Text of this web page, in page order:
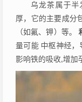
乌龙茶属于半
厚，它的主要成分
（如氟、钾）等。
量可能 中枢神经，
影响铁的吸收,增加